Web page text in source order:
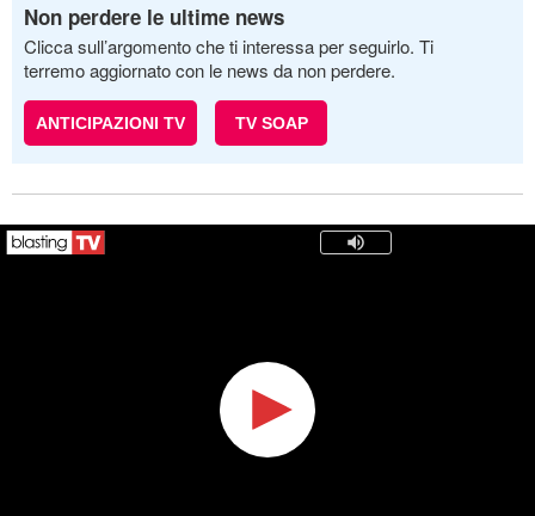
Non perdere le ultime news
Clicca sull’argomento che ti interessa per seguirlo. Ti
terremo aggiornato con le news da non perdere.
ANTICIPAZIONI TV TV SOAP